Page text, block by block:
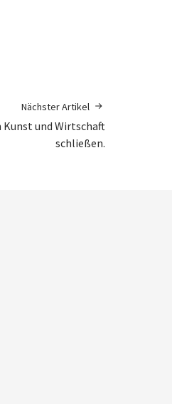
Nächster Artikel
und Wirtschaft
schließen.